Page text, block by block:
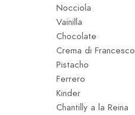
Nocciola
Vainilla
Chocolate
Crema di Francesco
Pistacho
Ferrero
Kinder
Chantilly a la Reina